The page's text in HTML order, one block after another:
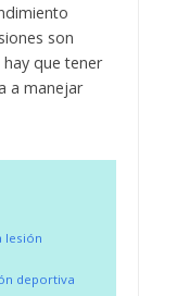
son
que tener
a manejar
lesión
deportiva